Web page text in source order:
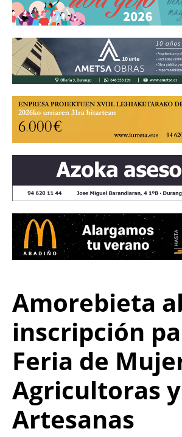
Amorebieta
inscripción
Feria de
Agricultoras y
Artesanas